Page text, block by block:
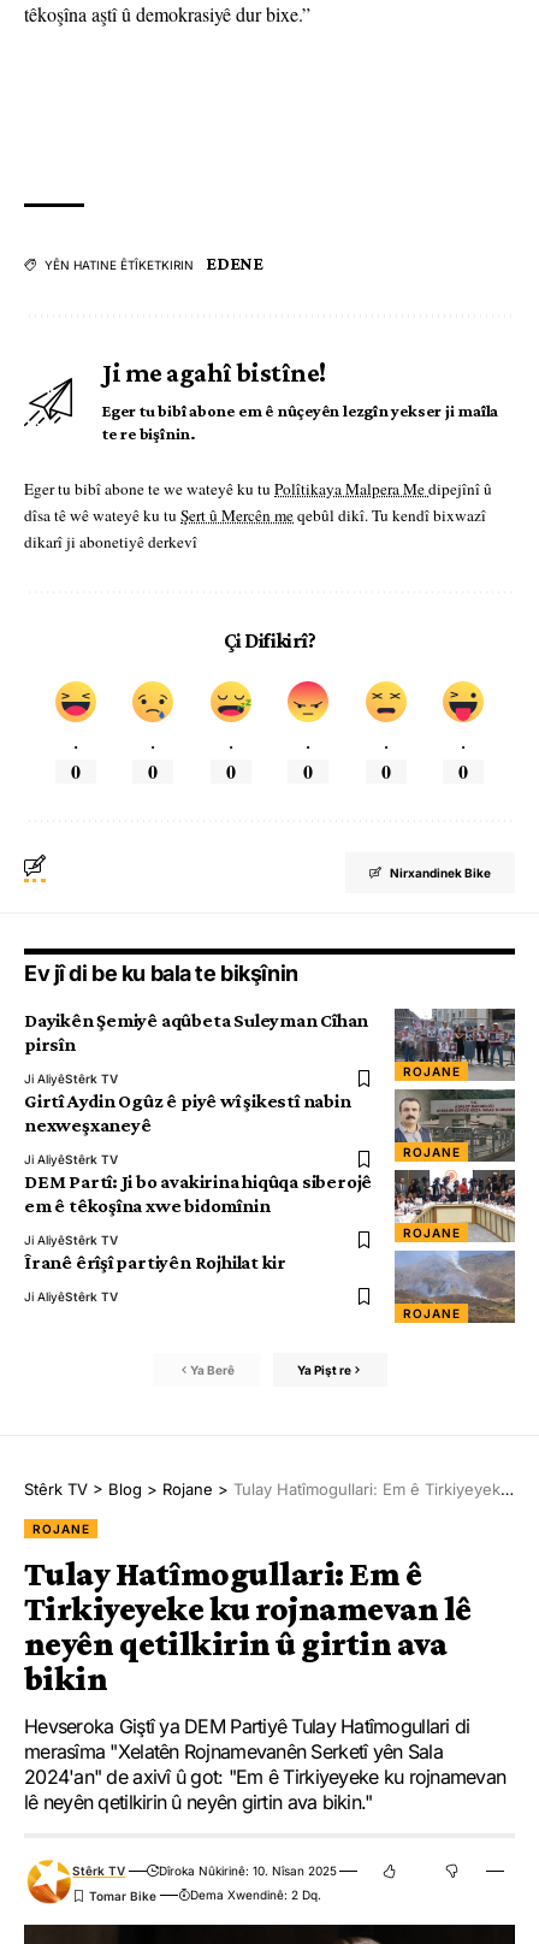
têkoşîna aştî û demokrasiyê dur bixe.”
YÊN HATINE ÊTÎKETKIRIN EDENE
Ji me agahî bistîne!
Eger tu bibî abone em ê nûçeyên lezgîn yekser ji maîla
te re bişînin.
Eger tu bibî abone te we wateyê ku tu Polîtikaya Malpera Medipejînî û
dîsa tê wê wateyê ku tu Şert û Mercên meqebûl dikî. Tu kendî bixwazî
dikarî ji abonetiyê derkevî
Çi Difikirî?
.
0
.
0
.
0
.
0
.
0
.
0
Nirxandinek Bike
Ev jî di be ku bala te bikşînin
ROJANE
Dayikên Şemiyê aqûbeta Suleyman Cîhan
pirsîn
Ji AliyêStêrk TV
ROJANE
Girtî Aydin Ogûz ê piyê wî şikestî nabin
nexweşxaneyê
Ji AliyêStêrk TV
ROJANE
DEM Partî: Ji bo avakirina hiqûqa siberojê
em ê têkoşîna xwe bidomînin
Ji AliyêStêrk TV
ROJANE
Îranê êrîşî partiyên Rojhilat kir
Ji AliyêStêrk TV
Ya Berê Ya Pişt re
Stêrk TV > Blog > Rojane > Tulay Hatîmogullari: Em ê Tirkiyeyeke ku rojnamevan lê neyên qetilkirin û girtin ava bikin
ROJANE
Tulay Hatîmogullari: Em ê
Tirkiyeyeke ku rojnamevan lê
neyên qetilkirin û girtin ava
bikin
Hevseroka Giştî ya DEM Partiyê Tulay Hatîmogullari di
merasîma "Xelatên Rojnamevanên Serketî yên Sala
2024'an" de axivî û got: "Em ê Tirkiyeyeke ku rojnamevan
lê neyên qetilkirin û neyên girtin ava bikin."
Stêrk TV
Dîroka Nûkirinê: 10. Nîsan 2025
Dema Xwendinê: 2 Dq.